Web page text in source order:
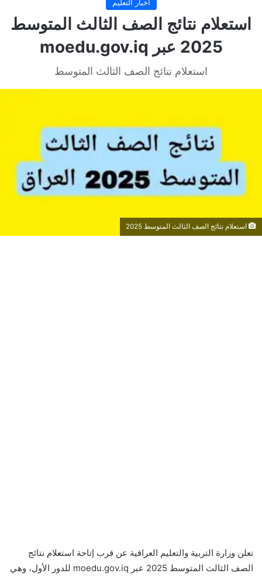
أخبار التعليم
استعلام نتائج الصف الثالث المتوسط
2025 عبر moedu.gov.iq
استعلام نتائج الصف الثالث المتوسط
استعلام نتائج الصف الثالث المتوسط 2025
تعلن وزارة التربية والتعليم العراقية عن قرب إتاحة استعلام نتائج
الصف الثالث المتوسط 2025 عبر moedu.gov.iq للدور الأول، وهي